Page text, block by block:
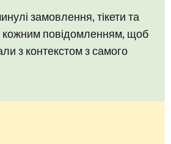
замовлення, тікети та
кожним повідомленням, щоб
з контекстом з самого